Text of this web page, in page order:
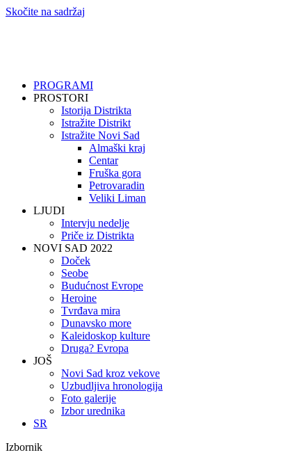
Skočite na sadržaj
PROGRAMI
PROSTORI
Istorija Distrikta
Istražite Distrikt
Istražite Novi Sad
Almaški kraj
Centar
Fruška gora
Petrovaradin
Veliki Liman
LJUDI
Intervju nedelje
Priče iz Distrikta
NOVI SAD 2022
Doček
Seobe
Budućnost Evrope
Heroine
Tvrđava mira
Dunavsko more
Kaleidoskop kulture
Druga? Evropa
JOŠ
Novi Sad kroz vekove
Uzbudljiva hronologija
Foto galerije
Izbor urednika
SR
Izbornik